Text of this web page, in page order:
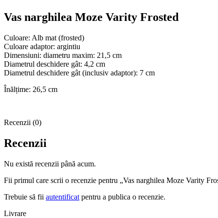
Vas narghilea Moze Varity Frosted
Culoare: Alb mat (frosted)
Culoare adaptor: argintiu
Dimensiuni: diametru maxim: 21,5 cm
Diametrul deschidere gât: 4,2 cm
Diametrul deschidere gât (inclusiv adaptor): 7 cm
Înălțime: 26,5 cm
Recenzii (0)
Recenzii
Nu există recenzii până acum.
Fii primul care scrii o recenzie pentru „Vas narghilea Moze Varity
Trebuie să fii autentificat pentru a publica o recenzie.
Livrare